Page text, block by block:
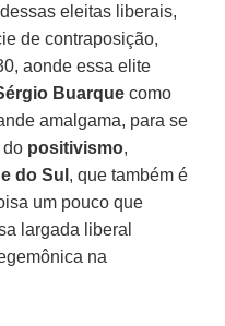
eleitas liberais,
de contraposição,
aonde essa elite
Buarque como
amalgama, para se
do positivismo,
do Sul , que também é
um pouco que
largada liberal
na